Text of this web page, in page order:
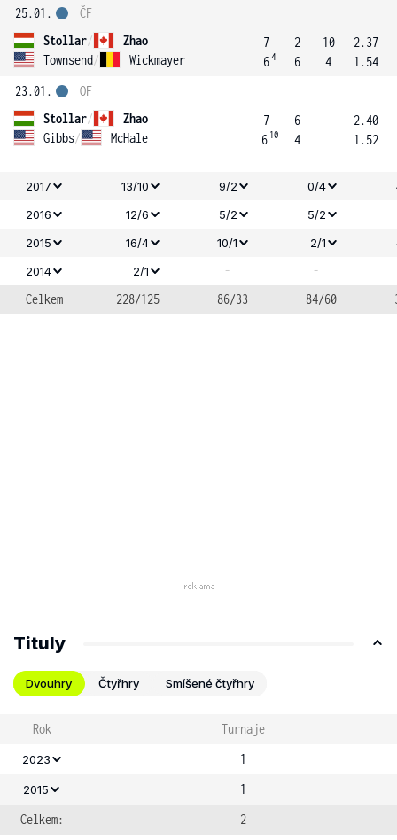
25.01.
Stollar/
Zhao
Townsend/ Wickmayer
ČF
7
64
2
6
10
4
2.37
1.54
23.01.
Stollar/
Zhao
Gibbs/ McHale
OF
7
6 10
6
4
2.40
1.52
2017 13/10 9/2 0/4
2016
12/6 5/2 5/2
2015
16/4 10/1 2/1
2014
2/1 -
-
Celkem
228/125 86/33 84/60
Tituly
Dvouhry Čtyřhry Smíšené čtyřhry
Rok Turnaje
2023 1
2015
1
Celkem:
2